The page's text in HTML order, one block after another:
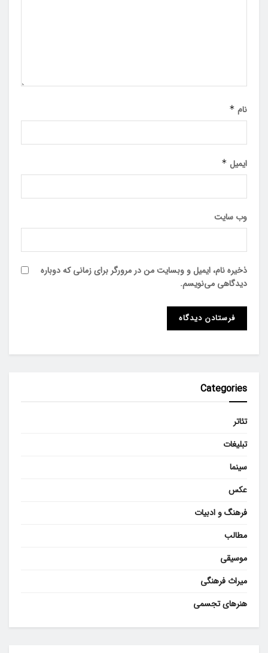
نام *
ایمیل *
وب‌ سایت
ذخیره نام، ایمیل و وبسایت من در مرورگر برای زمانی که دوباره
دیدگاهی می‌نویسم.
Categories
تئاتر
تبلیغات
سینما
عکس
فرهنگ و ادبیات
مطالب
موسیقی
میراث فرهنگی
هنرهای تجسمی